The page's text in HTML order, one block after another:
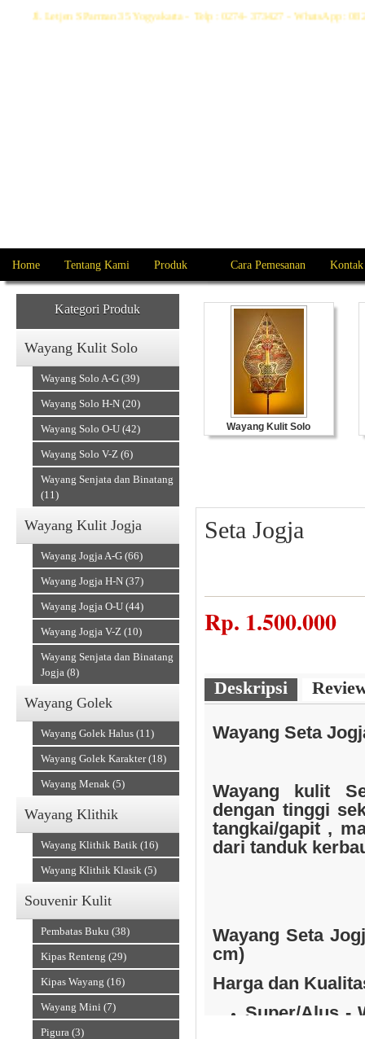
Jl. Letjen S Parman 35 Yogyakarta - Telp : 0274- 373427 - WhatsApp :
Home Tentang Kami Produk Cara Pemesanan
Kategori Produk
Wayang Kulit Solo
Wayang Solo A-G (39)
Wayang Solo H-N (20)
Wayang Solo O-U (42)
Wayang Solo V-Z (6)
Wayang Senjata dan Binatang
(11)
Wayang Kulit Jogja
Wayang Jogja A-G (66)
Wayang Jogja H-N (37)
Wayang Jogja O-U (44)
Wayang Jogja V-Z (10)
Wayang Senjata dan Binatang
Jogja (8)
Wayang Golek
Wayang Golek Halus (11)
Wayang Golek Karakter (18)
Wayang Menak (5)
Wayang Klithik
Wayang Klithik Batik (16)
Wayang Klithik Klasik (5)
Souvenir Kulit
Pembatas Buku (38)
Kipas Renteng (29)
Kipas Wayang (16)
Wayang Mini (7)
Pigura (3)
Wayang Kulit Solo
Souvenir Kain
Seta Jogja
Rp. 1.500.000
Deskripsi
Wayang Seta
Wayang kulit
dengan tinggi
tangkai/gapit ,
dari tanduk
Wayang Seta
cm)
Harga dan
Super/Alus -